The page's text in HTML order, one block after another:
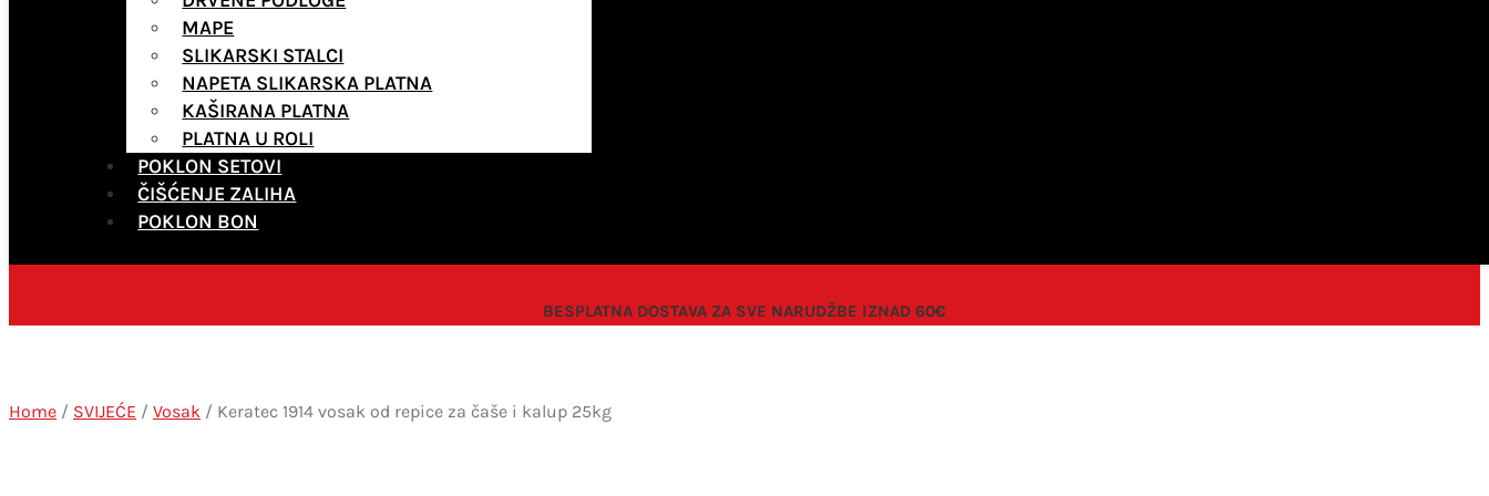
MAPE
SLIKARSKI STALCI
NAPETA SLIKARSKA PLATNA
KAŠIRANA PLATNA
PLATNA U ROLI
POKLON SETOVI
ČIŠĆENJE ZALIHA
POKLON BON
BESPLATNA DOSTAVA ZA SVE NARUDŽBE IZNAD 60€
Home / SVIJEĆE / Vosak / Keratec 1914 vosak od repice za čaše i kalup 25kg